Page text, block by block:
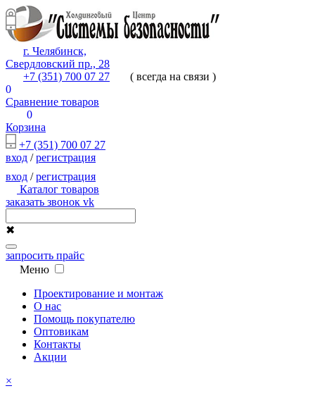
г. Челябинск,
Свердловский пр., 28
+7 (351) 700 07 27
( всегда на связи )
0
Сравнение товаров
0
Корзина
+7 (351) 700 07 27
вход /регистрация
вход /регистрация
Каталог товаров
заказать звонок vk
✖
запросить прайс
Меню
Проектирование и монтаж
О нас
Помощь покупателю
Оптовикам
Контакты
Акции
×